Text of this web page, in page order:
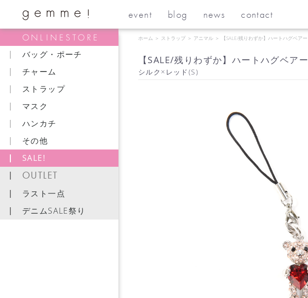
event blog news contact
バッグ・ポーチ
チャーム
ストラップ
マスク
ハンカチ
その他
SALE!
OUTLET
ラスト一点
デニムSALE祭り
ホーム ＞ ストラップ ＞ アニマル ＞ 【SALE/残りわずか】ハートハグベアー
【SALE/残りわずか】ハートハグベアー
シルク×レッド(S)